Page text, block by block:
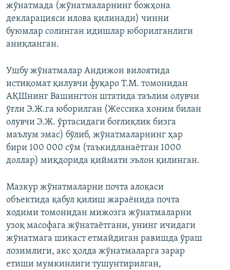
720p 1080p
жўнатмада (жўнатмаларнинг божҳона
декларацияси илова қилинади) чинни
буюмлар солинган идишлар юборилганлиги
аниқланган.
Ушбу жўнатмалар Андижон вилоятида
истиқомат қилувчи фуқаро Т.М. томонидан
АҚШнинг Вашингтон штатида таълим олувчи
ўғли Э.Ж.га юборилган (Жессика хоним билан
олувчи Э.Ж. ўртасидаги боғлиқлик бизга
маълум эмас) бўлиб, жўнатмаларнинг ҳар
бири 100 000 сўм (таъкидланаётган 1000
доллар) миқдорида қиймати эълон қилинган.
Мазкур жўнатмаларни почта алоқаси
объектида қабул қилиш жараёнида почта
ходими томонидан мижозга жўнатмаларни
узоқ масофага жўнатаётгани, унинг ичидаги
жўнатмага шикаст етмайдиган равишда ўраш
лозимлиги, акс ҳолда жўнатмаларга зарар
етиши мумкинлиги тушунтирилган,